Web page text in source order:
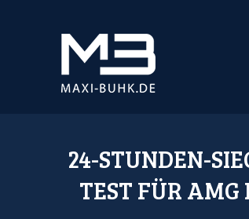
24-STUNDEN-
TEST FÜR